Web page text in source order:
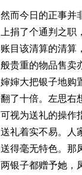
然而今日的正事并
上捐了个通判之职
账目该清算的清算
般贵重的物品售卖
婶婶大把银子地购
翻了十倍。左思右
可视为送礼的操作
送礼着实不易。人
送得毫无特色。那
两银子都赠予她，